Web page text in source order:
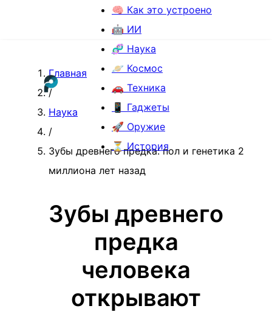
🧠 Как это устроено
🤖 ИИ
🧬 Наука
🪐 Космос
🚗 Техника
📱 Гаджеты
🚀 Оружие
⏳ История
Главная
/
Наука
/
Зубы древнего предка: пол и генетика 2
миллиона лет назад
Зубы древнего
предка
человека
открывают